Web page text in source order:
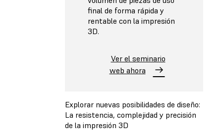
final de forma rápida y
rentable con la impresión
3D.
Ver el seminario
web ahora
Explorar nuevas posibilidades de diseño:
La resistencia, complejidad y precisión
de la impresión 3D